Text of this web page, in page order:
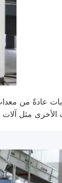
الأخرى مثل